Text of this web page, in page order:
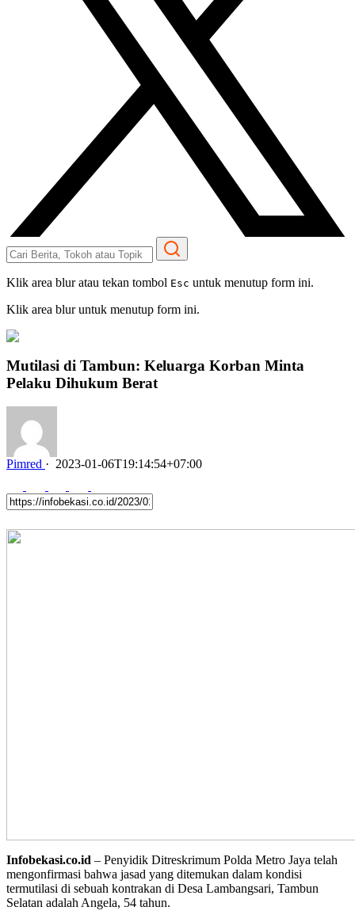
Klik area blur atau tekan tombol Esc untuk menutup form ini.
Klik area blur untuk menutup form ini.
Mutilasi di Tambun: Keluarga Korban Minta
Pelaku Dihukum Berat
Pimred · 2023-01-06T19:14:54+07:00
Infobekasi.co.id – Penyidik Ditreskrimum Polda Metro Jaya telah
mengonfirmasi bahwa jasad yang ditemukan dalam kondisi
termutilasi di sebuah kontrakan di Desa Lambangsari, Tambun
Selatan adalah Angela, 54 tahun.